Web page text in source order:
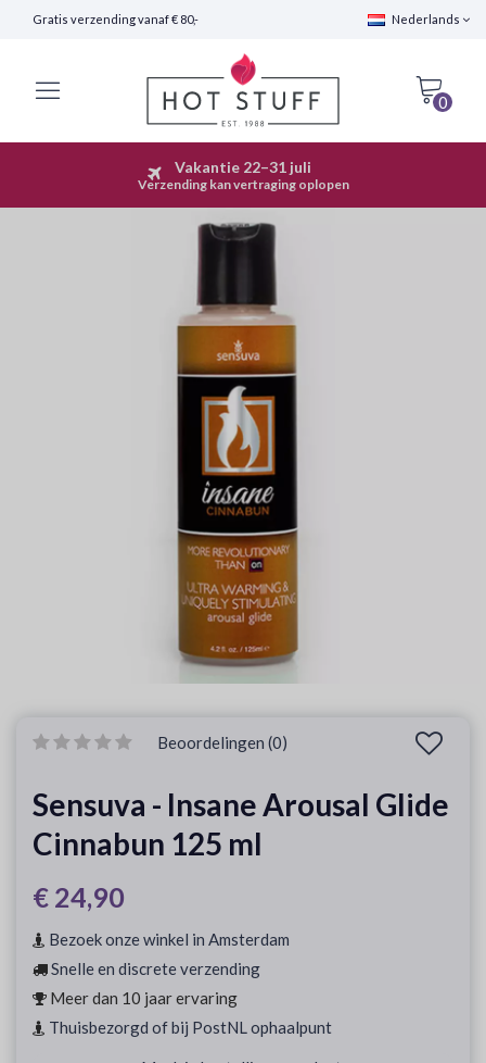
Gratis verzending vanaf € 80,- Nederlands
0
Snelle Verzending (24 uur)
Vakantie 22–31 juli
Verzending kan vertraging oplopen
Beoordelingen (0)
Sensuva - Insane Arousal Glide
Cinnabun 125 ml
€ 24,90
Bezoek onze winkel in Amsterdam
Snelle en discrete verzending
Meer dan 10 jaar ervaring
Thuisbezorgd of bij PostNL ophaalpunt